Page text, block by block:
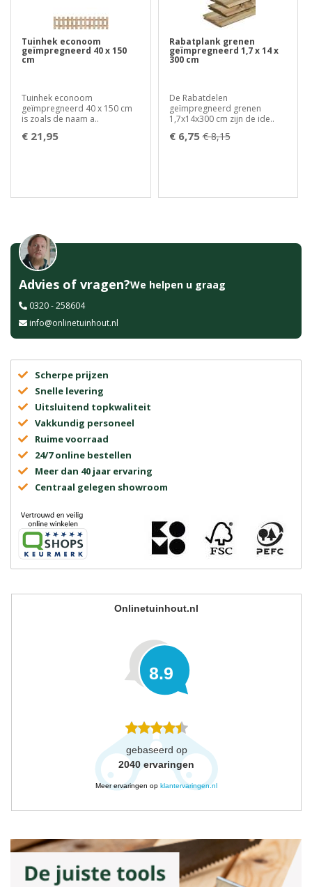
Tuinhek econoom
geïmpregneerd 40 x 150
cm
Tuinhek econoom
geïmpregneerd 40 x 150 cm
is zoals de naam a..
€ 21,95
Rabatplank grenen
geïmpregneerd 1,7 x 14 x
300 cm
De Rabatdelen
geïmpregneerd grenen
1,7x14x300 cm zijn de ide..
€ 6,75 € 8,15
Advies of vragen?We helpen u graag
0320 - 258604
info@onlinetuinhout.nl
Scherpe prijzen
Snelle levering
Uitsluitend topkwaliteit
Vakkundig personeel
Ruime voorraad
24/7 online bestellen
Meer dan 40 jaar ervaring
Centraal gelegen showroom
Onlinetuinhout.nl
8.9
gebaseerd op
2040 ervaringen
Meer ervaringen op klantervaringen.nl